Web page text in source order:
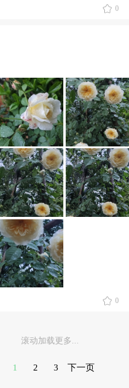
0
0
滚动加载更多...
1 2 3 下一页